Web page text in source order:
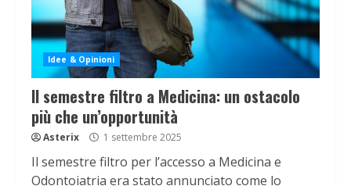
Idee & Opinioni
Il semestre filtro a Medicina: un ostacolo
più che un’opportunità
Asterix 1 settembre 2025
Il semestre filtro per l’accesso a Medicina e
Odontoiatria era stato annunciato come lo